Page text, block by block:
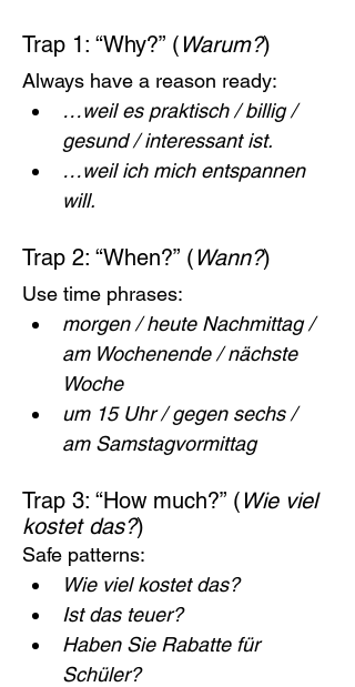
Trap 1: “Why?” ( Warum?)
Always have a reason ready:
…weil es praktisch / billig /
gesund / interessant ist.
…weil ich mich entspannen
will.
Trap 2: “When?” ( Wann?)
Use time phrases:
morgen / heute Nachmittag /
am Wochenende / nächste
Woche
um 15 Uhr / gegen sechs /
am Samstagvormittag
Trap 3: “How much?” ( Wie viel
kostet das?)
Safe patterns:
Wie viel kostet das?
Ist das teuer?
Haben Sie Rabatte für
Schüler?